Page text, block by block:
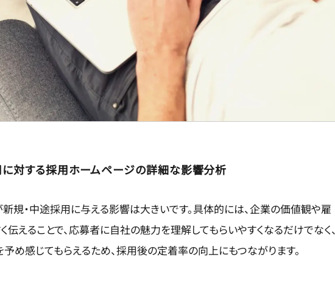
に対する採用ホームページの詳細な影響分析
規・中途採用に与える影響は大きいです。具体的には、企業の価値観や雇
伝えることで、応募者に自社の魅力を理解してもらいやすくなるだけでなく、
予め感じてもらえるため、採用後の定着率の向上にもつながります。